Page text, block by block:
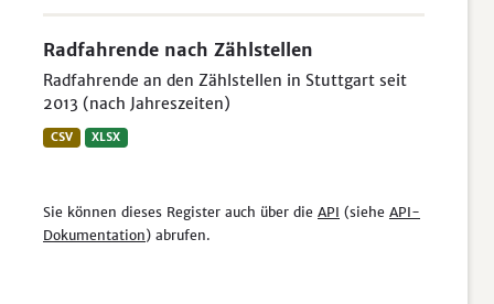
Radfahrende nach Zählstellen
Radfahrende an den Zählstellen in Stuttgart seit
2013 (nach Jahreszeiten)
CSV XLSX
Sie können dieses Register auch über die API (siehe API-
Dokumentation) abrufen.